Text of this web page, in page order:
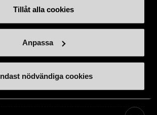
Tillåt alla cookies
Anpassa
nödvändiga cookies
online